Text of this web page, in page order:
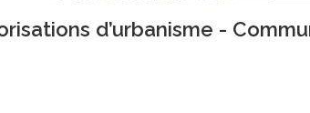
d’urbanisme -